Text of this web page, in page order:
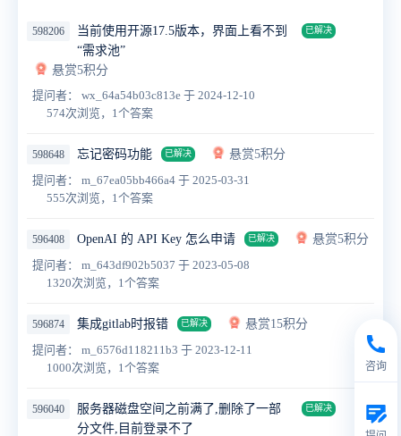
598206
当前使用开源17.5版本，界面上看不到
“需求池”
已解决
悬赏5积分
提问者： wx_64a54b03c813e 于 2024-12-10
574次浏览，1个答案
598648 忘记密码功能 已解决
悬赏5积分
提问者： m_67ea05bb466a4 于 2025-03-31
555次浏览，1个答案
596408 OpenAI 的 API Key 怎么申请 已解决
悬赏5积分
提问者： m_643df902b5037 于 2023-05-08
1320次浏览，1个答案
596874 集成gitlab时报错 已解决
悬赏15积分
提问者： m_6576d118211b3 于 2023-12-11
1000次浏览，1个答案
596040
服务器磁盘空间之前满了,删除了一部
分文件,目前登录不了
已解决
咨询